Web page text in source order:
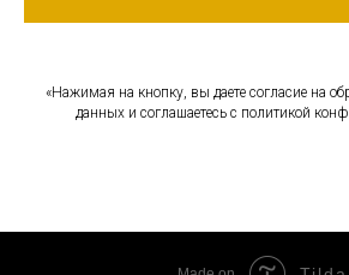
«Нажимая на кнопку, вы даете согласие на
данных и соглашаетесь c политикой